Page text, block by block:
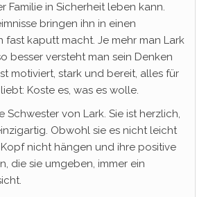
Familie in Sicherheit leben kann.
bringen ihn in einen
fast kaputt macht. Je mehr man Lark
besser versteht man sein Denken
motiviert, stark und bereit, alles für
Koste es, was es wolle.
Schwester von Lark. Sie ist herzlich,
Obwohl sie es nicht leicht
nicht hängen und ihre positive
die sie umgeben, immer ein